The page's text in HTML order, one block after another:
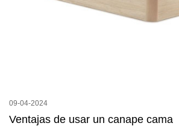
09-04-2024
Ventajas de usar un canape cama